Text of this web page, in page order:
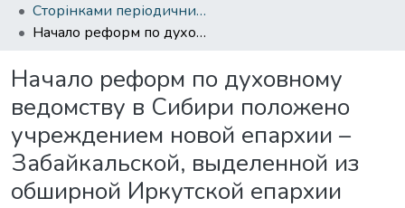
Сторінками періодичних видань ХІХ ст.
Начало реформ по духовному ведомству в Сибири положено учреждением новой епархии – Забайкальской, выделенной из обширной Иркутской епархии
Начало реформ по духовному
ведомству в Сибири положено
учреждением новой епархии –
Забайкальской, выделенной из
обширной Иркутской епархии